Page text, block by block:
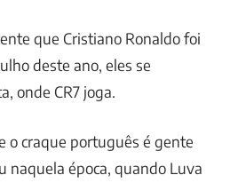
que Cristiano Ronaldo foi
deste ano, eles se
onde CR7 joga.
o craque português é gente
naquela época, quando Luva